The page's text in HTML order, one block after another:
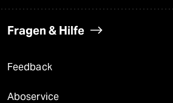
Fragen & Hilfe
Feedback
Aboservice